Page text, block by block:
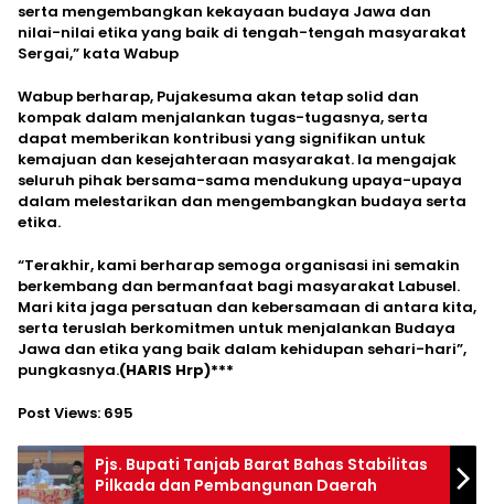
serta mengembangkan kekayaan budaya Jawa dan
nilai-nilai etika yang baik di tengah-tengah masyarakat
Sergai,” kata Wabup
Wabup berharap, Pujakesuma akan tetap solid dan
kompak dalam menjalankan tugas-tugasnya, serta
dapat memberikan kontribusi yang signifikan untuk
kemajuan dan kesejahteraan masyarakat. Ia mengajak
seluruh pihak bersama-sama mendukung upaya-upaya
dalam melestarikan dan mengembangkan budaya serta
etika.
“Terakhir, kami berharap semoga organisasi ini semakin
berkembang dan bermanfaat bagi masyarakat Labusel.
Mari kita jaga persatuan dan kebersamaan di antara kita,
serta teruslah berkomitmen untuk menjalankan Budaya
Jawa dan etika yang baik dalam kehidupan sehari-hari”,
pungkasnya.(HARIS Hrp)***
Post Views: 695
Pjs. Bupati Tanjab Barat Bahas Stabilitas
Pilkada dan Pembangunan Daerah